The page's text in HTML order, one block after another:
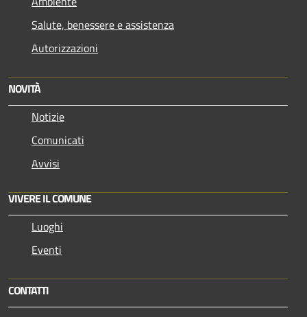
Salute, benessere e assistenza
Autorizzazioni
NOVITÀ
Notizie
Comunicati
Avvisi
VIVERE IL COMUNE
Luoghi
Eventi
CONTATTI